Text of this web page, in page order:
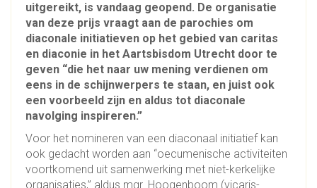
uitgereikt, is vandaag geopend. De organisatie
van deze prijs vraagt aan de parochies om
diaconale initiatieven op het gebied van caritas
en diaconie in het Aartsbisdom Utrecht door te
geven “die het naar uw mening verdienen om
eens in de schijnwerpers te staan, en juist ook
een voorbeeld zijn en aldus tot diaconale
navolging inspireren.”
Voor het nomineren van een diaconaal initiatief kan
ook gedacht worden aan “oecumenische activiteiten
voortkomend uit samenwerking met niet-kerkelijke
organisaties,” aldus mgr. Hoogenboom (vicaris-